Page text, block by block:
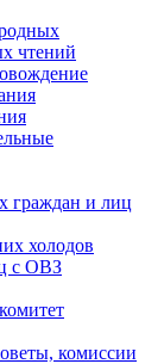
чтений
граждан и лиц
холодов
с ОВЗ
комиссии